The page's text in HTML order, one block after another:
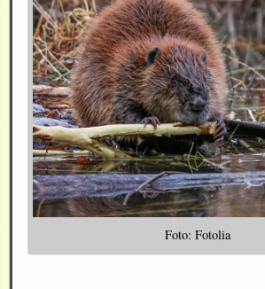
Foto: Fotolia